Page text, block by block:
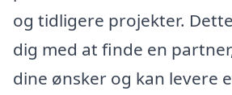
og tidligere projekter.
dig med at finde en
dine ønsker og kan levere